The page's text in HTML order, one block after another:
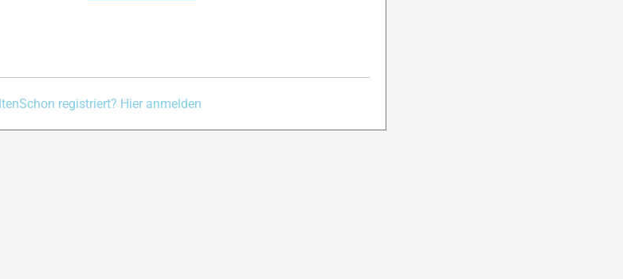
Schon registriert? Hier anmelden